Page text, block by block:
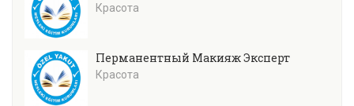
Красота
Перманентный Макияж Эксперт
Красота